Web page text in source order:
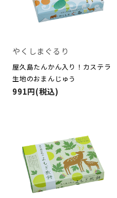
やくしまぐるり
屋久島たんかん入り！カステラ
生地のおまんじゅう
991円(税込)